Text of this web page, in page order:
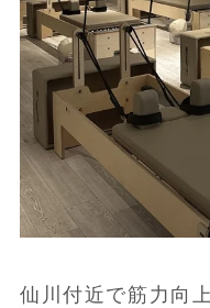
仙川付近で筋力向